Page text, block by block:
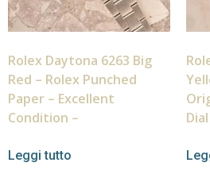
Rolex Daytona 6263 Big
Red – Rolex Punched
Paper – Excellent
Condition –
Leggi tutto
Dial